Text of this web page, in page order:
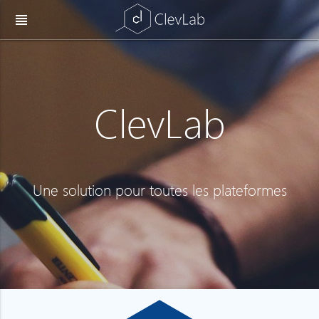
view_headline
ClevLab
Une solution pour toutes les plateformes